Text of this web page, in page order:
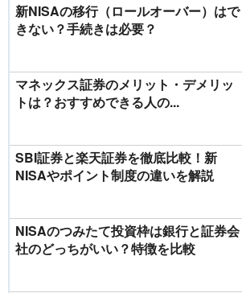
新NISAの移行（ロールオーバー）はで
きない？手続きは必要？
マネックス証券のメリット・デメリッ
トは？おすすめできる人の...
SBI証券と楽天証券を徹底比較！新
NISAやポイント制度の違いを解説
NISAのつみたて投資枠は銀行と証券会
社のどっちがいい？特徴を比較